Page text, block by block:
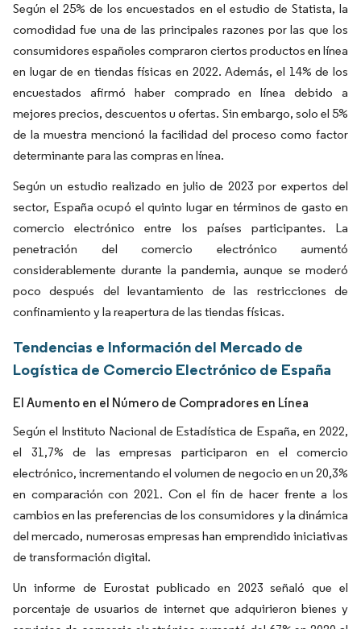
Según el 25% de los encuestados en el estudio de Statista, la
comodidad fue una de las principales razones por las que los
consumidores españoles compraron ciertos productos en línea
en lugar de en tiendas físicas en 2022. Además, el 14% de los
encuestados afirmó haber comprado en línea debido a
mejores precios, descuentos u ofertas. Sin embargo, solo el 5%
de la muestra mencionó la facilidad del proceso como factor
determinante para las compras en línea.
Según un estudio realizado en julio de 2023 por expertos del
sector, España ocupó el quinto lugar en términos de gasto en
comercio electrónico entre los países participantes. La
penetración del comercio electrónico aumentó
considerablemente durante la pandemia, aunque se moderó
poco después del levantamiento de las restricciones de
confinamiento y la reapertura de las tiendas físicas.
Tendencias e Información del Mercado de
Logística de Comercio Electrónico de España
El Aumento en el Número de Compradores en Línea
Según el Instituto Nacional de Estadística de España, en 2022,
el 31,7% de las empresas participaron en el comercio
electrónico, incrementando el volumen de negocio en un 20,3%
en comparación con 2021. Con el fin de hacer frente a los
cambios en las preferencias de los consumidores y la dinámica
del mercado, numerosas empresas han emprendido iniciativas
de transformación digital.
Un informe de Eurostat publicado en 2023 señaló que el
porcentaje de usuarios de internet que adquirieron bienes y